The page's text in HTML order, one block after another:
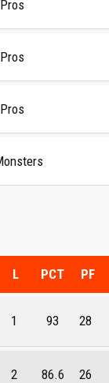
L PCT PF
1 93 28
2 86.6 26